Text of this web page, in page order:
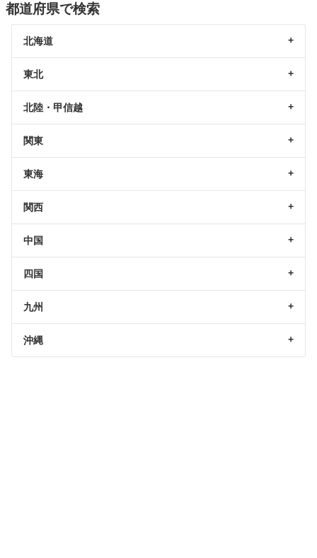
都道府県で検索
北海道
東北
北陸・甲信越
関東
東海
関西
中国
四国
九州
沖縄